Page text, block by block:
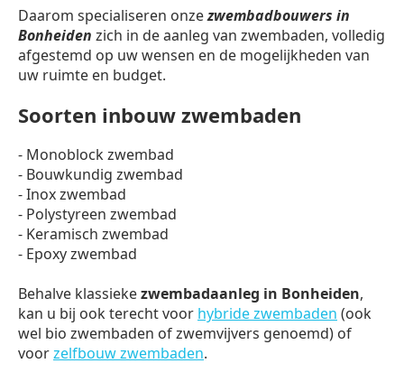
Daarom specialiseren onzezwembadbouwers in
Bonheiden zich in de aanleg van zwembaden, volledig
afgestemd op uw wensen en de mogelijkheden van
uw ruimte en budget.
Soorten inbouw zwembaden
- Monoblock zwembad
- Bouwkundig zwembad
- Inox zwembad
- Polystyreen zwembad
- Keramisch zwembad
- Epoxy zwembad
Behalve klassiekezwembadaanleg in Bonheiden,
kan u bij ook terecht voor hybride zwembaden (ook
wel bio zwembaden of zwemvijvers genoemd) of
voorzelfbouw zwembaden.